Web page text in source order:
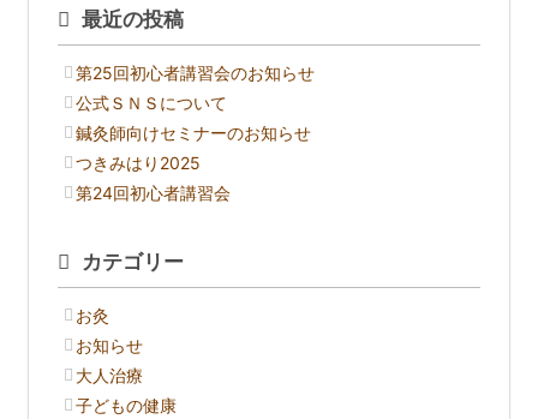
最近の投稿
第25回初心者講習会のお知らせ
公式ＳＮＳについて
鍼灸師向けセミナーのお知らせ
つきみはり2025
第24回初心者講習会
カテゴリー
お灸
お知らせ
大人治療
子どもの健康